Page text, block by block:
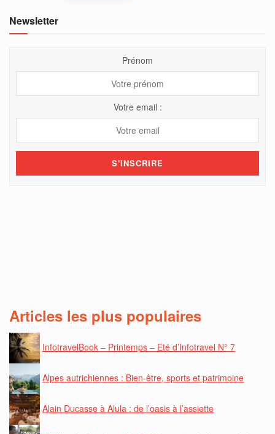
Newsletter
Prénom
Votre email :
Articles les plus populaires
InfotravelBook – Printemps – Eté d’Infotravel N° 7
Alpes autrichiennes : Bien-être, sports et patrimoine
Alain Ducasse à Alula : de l’oasis à l’assiette